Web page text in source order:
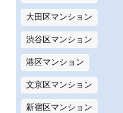
大田区マンション
渋谷区マンション
港区マンション
文京区マンション
新宿区マンション